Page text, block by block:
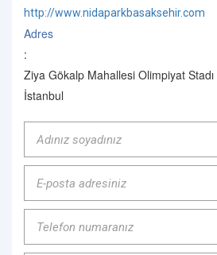
http://www.nidaparkbasaksehir.com
Adres
:
Ziya Gökalp Mahallesi Olimpiyat
İstanbul